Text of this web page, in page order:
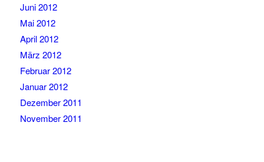
Juni 2012
Mai 2012
April 2012
März 2012
Februar 2012
Januar 2012
Dezember 2011
November 2011